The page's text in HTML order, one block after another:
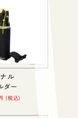
ル
ダー
税込